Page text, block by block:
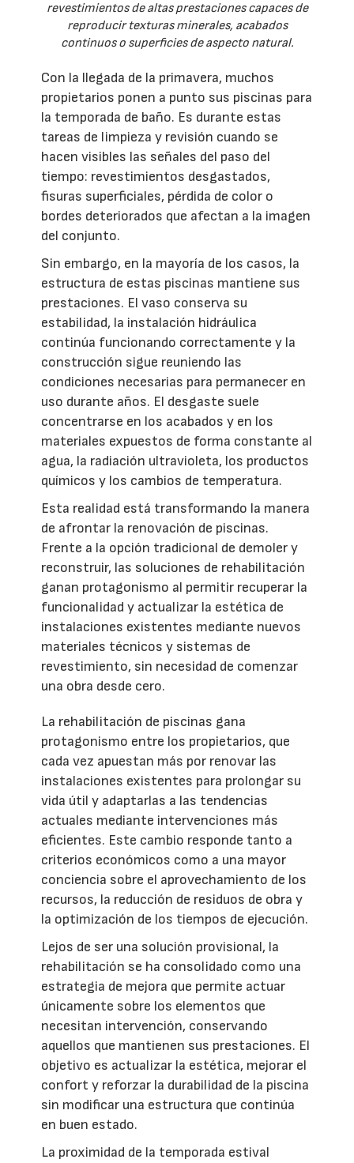
revestimientos de altas prestaciones capaces de
reproducir texturas minerales, acabados
continuos o superficies de aspecto natural.
Con la llegada de la primavera, muchos
propietarios ponen a punto sus piscinas para
la temporada de baño. Es durante estas
tareas de limpieza y revisión cuando se
hacen visibles las señales del paso del
tiempo: revestimientos desgastados,
fisuras superficiales, pérdida de color o
bordes deteriorados que afectan a la imagen
del conjunto.
Sin embargo, en la mayoría de los casos, la
estructura de estas piscinas mantiene sus
prestaciones. El vaso conserva su
estabilidad, la instalación hidráulica
continúa funcionando correctamente y la
construcción sigue reuniendo las
condiciones necesarias para permanecer en
uso durante años. El desgaste suele
concentrarse en los acabados y en los
materiales expuestos de forma constante al
agua, la radiación ultravioleta, los productos
químicos y los cambios de temperatura.
Esta realidad está transformando la manera
de afrontar la renovación de piscinas.
Frente a la opción tradicional de demoler y
reconstruir, las soluciones de rehabilitación
ganan protagonismo al permitir recuperar la
funcionalidad y actualizar la estética de
instalaciones existentes mediante nuevos
materiales técnicos y sistemas de
revestimiento, sin necesidad de comenzar
una obra desde cero.
La rehabilitación de piscinas gana
protagonismo entre los propietarios, que
cada vez apuestan más por renovar las
instalaciones existentes para prolongar su
vida útil y adaptarlas a las tendencias
actuales mediante intervenciones más
eficientes. Este cambio responde tanto a
criterios económicos como a una mayor
conciencia sobre el aprovechamiento de los
recursos, la reducción de residuos de obra y
la optimización de los tiempos de ejecución.
Lejos de ser una solución provisional, la
rehabilitación se ha consolidado como una
estrategia de mejora que permite actuar
únicamente sobre los elementos que
necesitan intervención, conservando
aquellos que mantienen sus prestaciones. El
objetivo es actualizar la estética, mejorar el
confort y reforzar la durabilidad de la piscina
sin modificar una estructura que continúa
en buen estado.
La proximidad de la temporada estival